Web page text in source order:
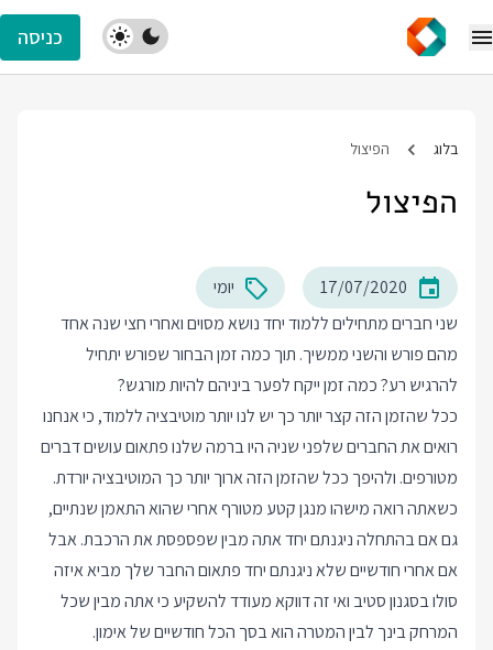
כניסה
בלוג הפיצול
הפיצול
17/07/2020
יומי
שני חברים מתחילים ללמוד יחד נושא מסוים ואחרי חצי שנה אחד
מהם פורש והשני ממשיך. תוך כמה זמן הבחור שפורש יתחיל
להרגיש רע? כמה זמן ייקח לפער ביניהם להיות מורגש?
ככל שהזמן הזה קצר יותר כך יש לנו יותר מוטיבציה ללמוד, כי אנחנו
רואים את החברים שלפני שניה היו ברמה שלנו פתאום עושים דברים
מטורפים. ולהיפך ככל שהזמן הזה ארוך יותר כך המוטיבציה יורדת.
כשאתה רואה מישהו מנגן קטע מטורף אחרי שהוא התאמן שנתיים,
גם אם בהתחלה ניגנתם יחד אתה מבין שפספסת את הרכבת. אבל
אם אחרי חודשיים שלא ניגנתם יחד פתאום החבר שלך מביא איזה
סולו בסגנון סטיב ואי זה דווקא מעודד להשקיע כי אתה מבין שכל
המרחק בינך לבין המטרה הוא בסך הכל חודשיים של אימון.